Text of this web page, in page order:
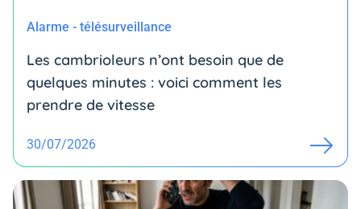
Alarme - télésurveillance
Les cambrioleurs n’ont besoin que de
quelques minutes : voici comment les
prendre de vitesse
30/07/2026